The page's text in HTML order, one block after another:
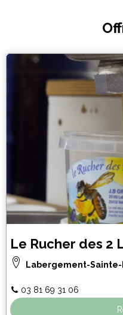
Le Rucher des 2
Labergement-Sainte-
03 81 69 31 06